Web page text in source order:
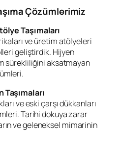
Çözümlerimiz
Taşımaları
ve üretim atölyeleri
geliştirdik. Hijyen
sürekliliğini aksatmayan
Taşımaları
ve eski çarşı dükkanları
Tarihi dokuya zarar
ve geleneksel mimarinin